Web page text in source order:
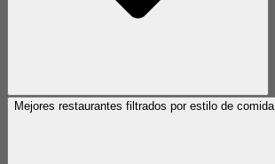
Mejores restaurantes filtrados por estilo de comida